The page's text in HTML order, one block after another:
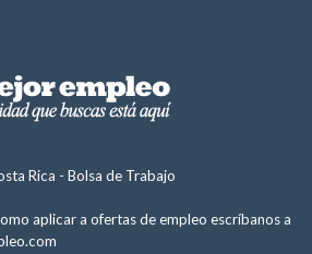
Rica - Bolsa de Trabajo
aplicar a ofertas de empleo escríbanos a